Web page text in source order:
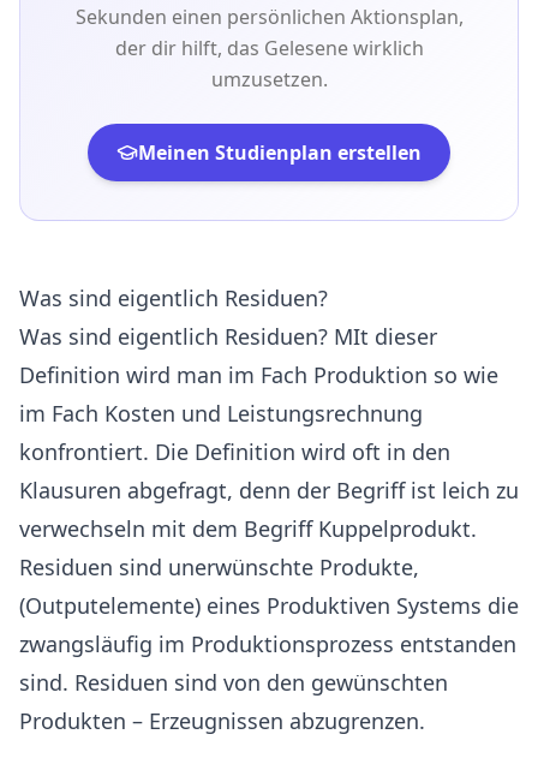
Sekunden einen persönlichen Aktionsplan,
der dir hilft, das Gelesene wirklich
umzusetzen.
Meinen Studienplan erstellen
Was sind eigentlich Residuen?
Was sind eigentlich Residuen? MIt dieser
Definition wird man im Fach Produktion so wie
im Fach Kosten und Leistungsrechnung
konfrontiert. Die Definition wird oft in den
Klausuren abgefragt, denn der Begriff ist leich zu
verwechseln mit dem Begriff Kuppelprodukt.
Residuen sind unerwünschte Produkte,
(Outputelemente) eines Produktiven Systems die
zwangsläufig im Produktionsprozess entstanden
sind. Residuen sind von den gewünschten
Produkten – Erzeugnissen abzugrenzen.